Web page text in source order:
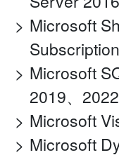
Microsoft
Microsoft
2019、2022
Microsoft
Microsoft